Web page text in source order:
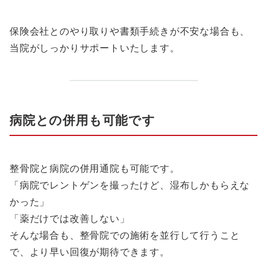
保険会社とのやり取りや書類手続きが不安な場合も、
当院がしっかりサポートいたします。
病院との併用も可能です
整骨院と病院の併用通院も可能です。
「病院でレントゲンを撮ったけど、湿布しかもらえな
かった」
「薬だけでは改善しない」
そんな場合も、整骨院での施術を並行して行うこと
で、より早い回復が期待できます。